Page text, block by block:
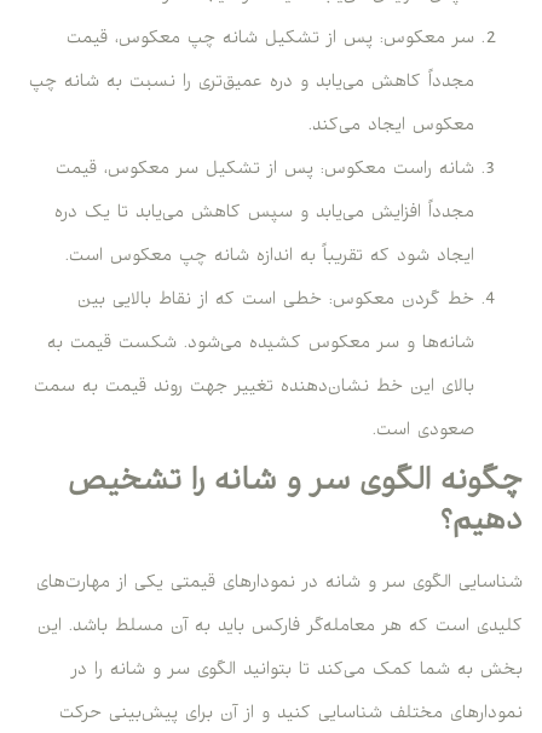
سر معکوس: پس از تشکیل شانه چپ معکوس، قیمت
مجدداً کاهش می‌یابد و دره عمیق‌تری را نسبت به شانه چپ
معکوس ایجاد می‌کند.
شانه راست معکوس: پس از تشکیل سر معکوس، قیمت
مجدداً افزایش می‌یابد و سپس کاهش می‌یابد تا یک دره
ایجاد شود که تقریباً به اندازه شانه چپ معکوس است.
خط گردن معکوس: خطی است که از نقاط بالایی بین
شانه‌ها و سر معکوس کشیده می‌شود. شکست قیمت به
بالای این خط نشان‌دهنده تغییر جهت روند قیمت به سمت
صعودی است.
چگونه الگوی سر و شانه را تشخیص
دهیم؟
شناسایی الگوی سر و شانه در نمودارهای قیمتی یکی از مهارت‌های
کلیدی است که هر معامله‌گر فارکس باید به آن مسلط باشد. این
بخش به شما کمک می‌کند تا بتوانید الگوی سر و شانه را در
نمودارهای مختلف شناسایی کنید و از آن برای پیش‌بینی حرکت